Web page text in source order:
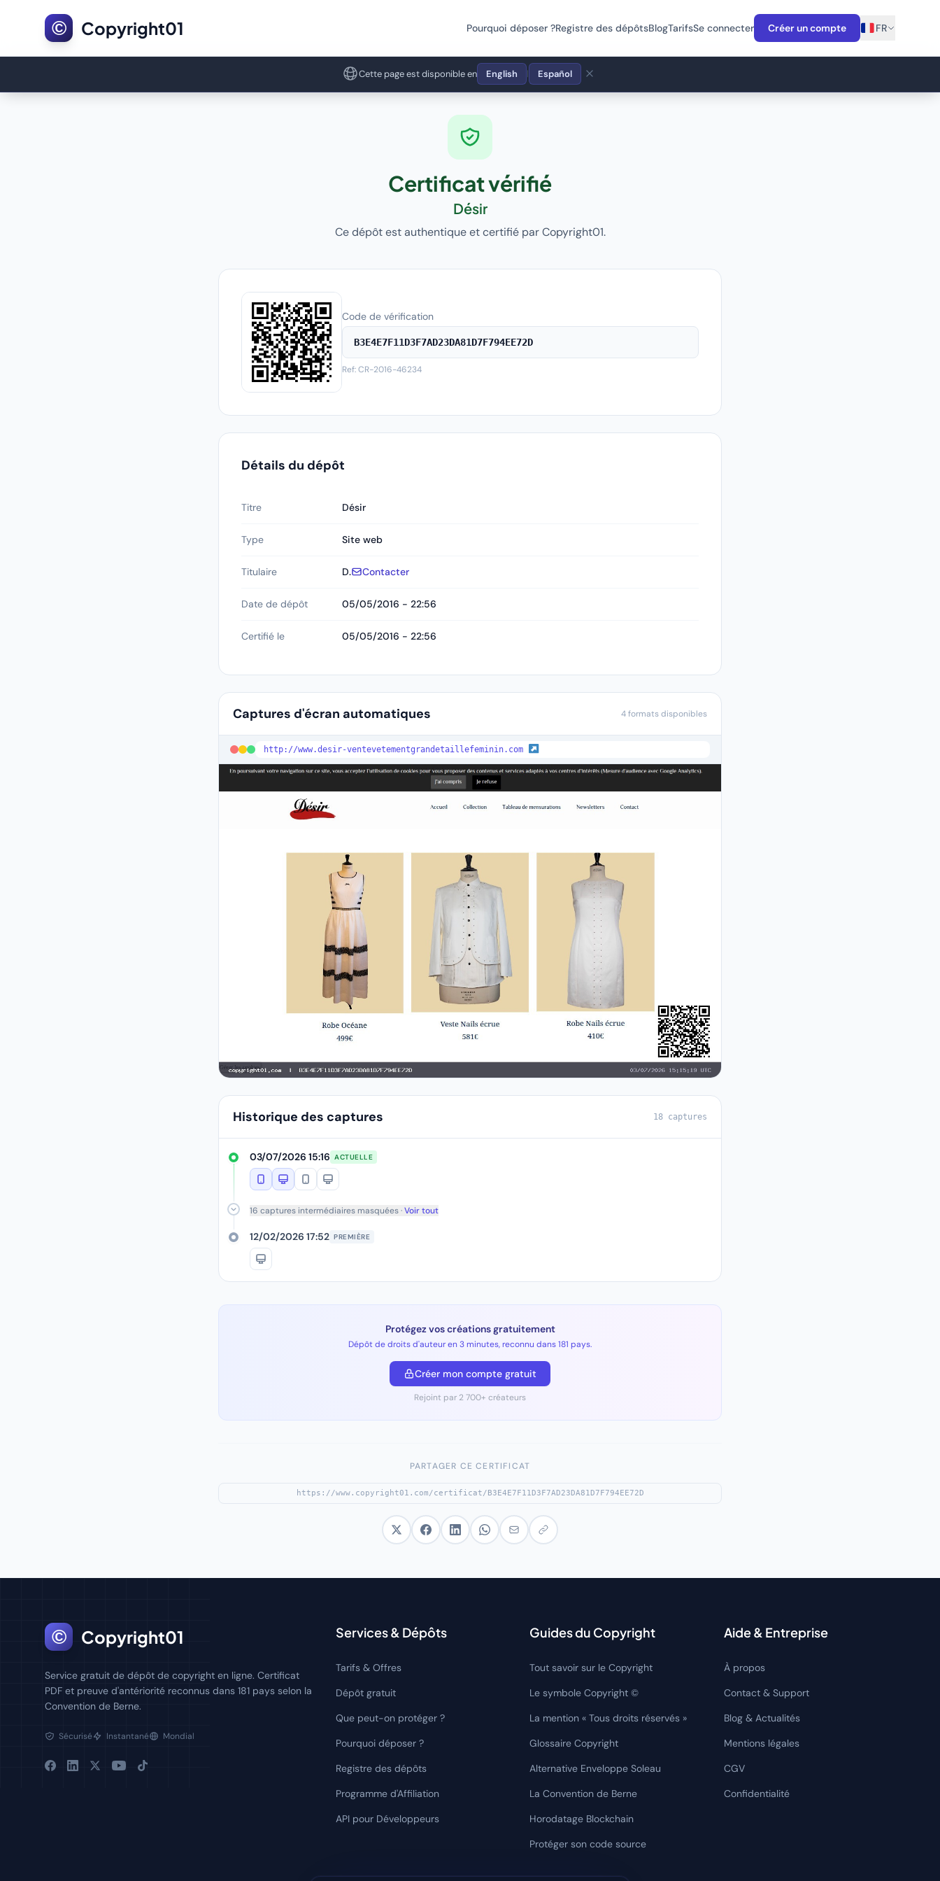
© Copyright01 Pourquoi déposer ?Registre des dépôtsBlogTarifsSe connecter Créer un compte FR
Cette page est disponible en English | Español
Certificat vérifié
Désir
Ce dépôt est authentique et certifié par Copyright01.
Code de vérification
B3E4E7F11D3F7AD23DA81D7F794EE72D
Ref: CR-2016-46234
Détails du dépôt
Titre Désir
Type Site web
Titulaire D. Contacter
Date de dépôt 05/05/2016 - 22:56
Certifié le 05/05/2016 - 22:56
Captures d'écran automatiques 4 formats disponibles
http://www.desir-ventevetementgrandetaillefeminin.com
Historique des captures 18 captures
03/07/2026 15:16 ACTUELLE
16 captures intermédiaires masquées ·Voir tout
12/02/2026 17:52 PREMIÈRE
Protégez vos créations gratuitement
Dépôt de droits d'auteur en 3 minutes, reconnu dans 181 pays.
Créer mon compte gratuit
Rejoint par 2 700+ créateurs
PARTAGER CE CERTIFICAT
© Copyright01
Service gratuit de dépôt de copyright en ligne. Certificat
PDF et preuve d'antériorité reconnus dans 181 pays selon la
Convention de Berne.
Sécurisé Instantané Mondial
Services & Dépôts
Tarifs & Offres
Dépôt gratuit
Que peut-on protéger ?
Pourquoi déposer ?
Registre des dépôts
Programme d'Affiliation
API pour Développeurs
Guides du Copyright
Tout savoir sur le Copyright
Le symbole Copyright ©
La mention « Tous droits réservés »
Glossaire Copyright
Alternative Enveloppe Soleau
La Convention de Berne
Horodatage Blockchain
Protéger son code source
Aide & Entreprise
À propos
Contact & Support
Blog & Actualités
Mentions légales
CGV
Confidentialité